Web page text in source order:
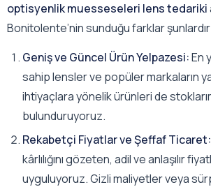
optisyenlik muesseseleri lens tedariki
Bonitolente’nin sunduğu farklar
Geniş ve Güncel Ürün Yelpazesi:En
sahip lensler ve popüler markaların
ihtiyaçlara yönelik ürünleri de
bulunduruyoruz.
Rekabetçi Fiyatlar ve Şeffaf Ticaret:
kârlılığını gözeten, adil ve anlaşılır
uyguluyoruz. Gizli maliyetler veya